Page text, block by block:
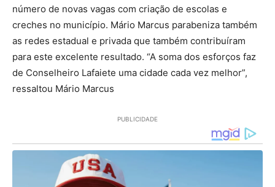
número de novas vagas com criação de escolas e
creches no município. Mário Marcus parabeniza também
as redes estadual e privada que também contribuíram
para este excelente resultado. “A soma dos esforços faz
de Conselheiro Lafaiete uma cidade cada vez melhor”,
ressaltou Mário Marcus
PUBLICIDADE